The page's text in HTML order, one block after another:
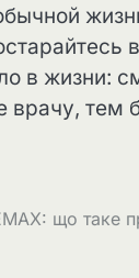
в жизни:
тем
що таке